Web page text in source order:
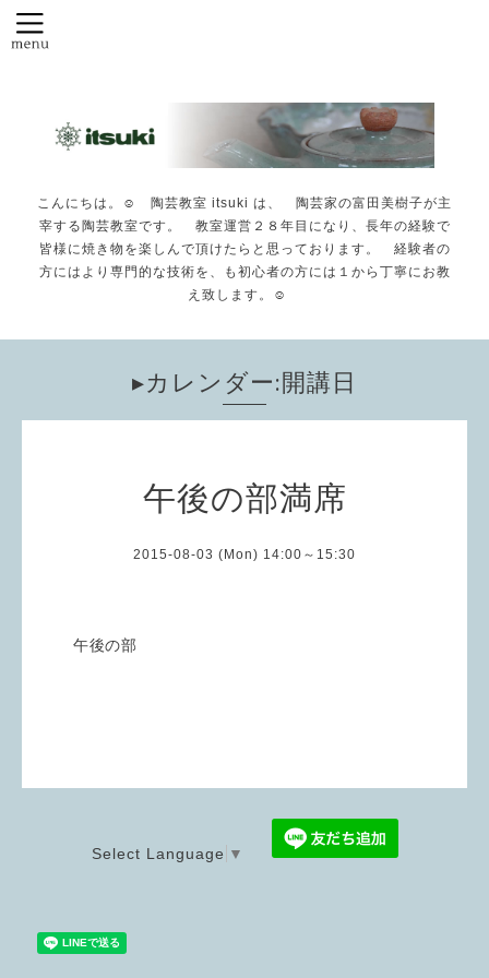
こんにちは。☺️ 陶芸教室 itsuki は、 陶芸家の富田美樹子が主
宰する陶芸教室です。 教室運営２８年目になり、長年の経験で
皆様に焼き物を楽しんで頂けたらと思っております。 経験者の
方にはより専門的な技術を、も初心者の方には１から丁寧にお教
え致します。☺️
▸カレンダー:開講日
午後の部満席
2015-08-03 (Mon) 14:00～15:30
午後の部
Select Language ▼